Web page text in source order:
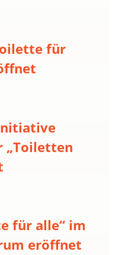
für
„Toiletten
für alle“ im
eröffnet